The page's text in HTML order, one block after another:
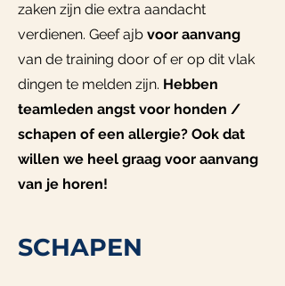
zaken zijn die extra aandacht
verdienen. Geef ajb voor aanvang
van de training door of er op dit vlak
dingen te melden zijn. Hebben
teamleden angst voor honden /
schapen of een allergie? Ook dat
willen we heel graag voor aanvang
van je horen!
SCHAPEN